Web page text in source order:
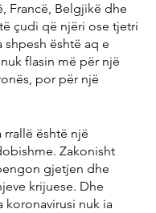
Francë, Belgjikë dhe
çudi që njëri ose tjetri
shpesh është aq e
flasin më për një
por për një
është një
Zakonisht
gjetjen dhe
krijuese. Dhe
koronavirusi nuk ia